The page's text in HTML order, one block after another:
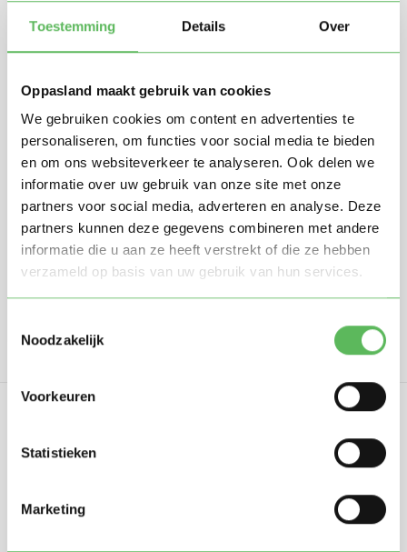
Toestemming Details Over
Oppasland maakt gebruik van cookies
We gebruiken cookies om content en advertenties te
personaliseren, om functies voor social media te bieden
en om ons websiteverkeer te analyseren. Ook delen we
informatie over uw gebruik van onze site met onze
partners voor social media, adverteren en analyse. Deze
partners kunnen deze gegevens combineren met andere
informatie die u aan ze heeft verstrekt of die ze hebben
verzameld op basis van uw gebruik van hun services.
Noodzakelijk
Voorkeuren
Statistieken
Marketing
Stuur mij nieuwe profielen in mijn omgeving per
e-mail
Door te registreren ga je akkoord met deAlgemene
voorwaardenvan Oppasland.
Gratis aanmelden
in 2017, bedoeld om ouders, oppassers en